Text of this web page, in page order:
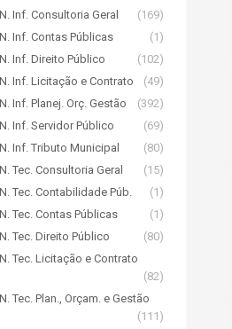
N. Inf. Consultoria Geral
(169)
N. Inf. Contas Públicas
(1)
N. Inf. Direito Público
(102)
N. Inf. Licitação e Contrato
(49)
N. Inf. Planej. Orç. Gestão
(392)
N. Inf. Servidor Público
(69)
N. Inf. Tributo Municipal
(80)
N. Tec. Consultoria Geral
(15)
N. Tec. Contabilidade Púb.
(1)
N. Tec. Contas Públicas
(1)
N. Tec. Direito Público
(80)
N. Tec. Licitação e Contrato
(82)
N. Tec. Plan., Orçam. e Gestão
(111)